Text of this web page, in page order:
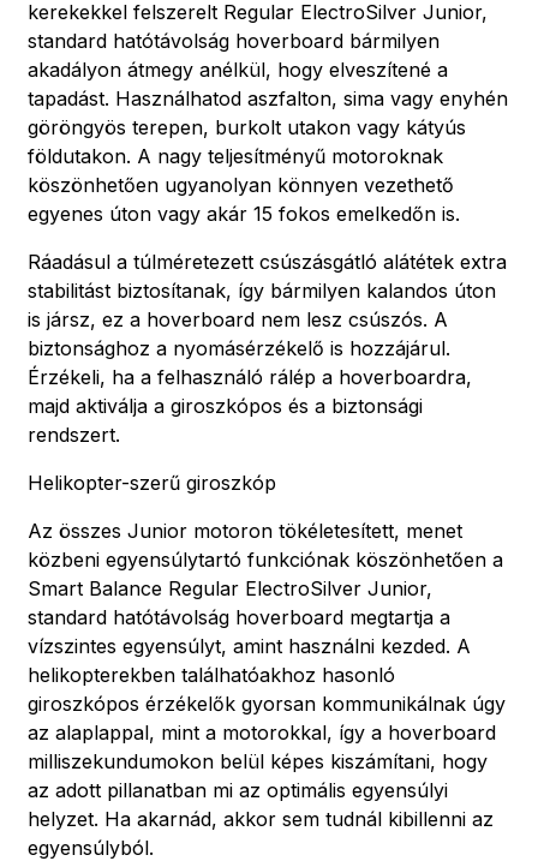
kerekekkel felszerelt Regular ElectroSilver Junior,
standard hatótávolság hoverboard bármilyen
akadályon átmegy anélkül, hogy elveszítené a
tapadást. Használhatod aszfalton, sima vagy enyhén
göröngyös terepen, burkolt utakon vagy kátyús
földutakon. A nagy teljesítményű motoroknak
köszönhetően ugyanolyan könnyen vezethető
egyenes úton vagy akár 15 fokos emelkedőn is.
Ráadásul a túlméretezett csúszásgátló alátétek extra
stabilitást biztosítanak, így bármilyen kalandos úton
is jársz, ez a hoverboard nem lesz csúszós. A
biztonsághoz a nyomásérzékelő is hozzájárul.
Érzékeli, ha a felhasználó rálép a hoverboardra,
majd aktiválja a giroszkópos és a biztonsági
rendszert.
Helikopter-szerű giroszkóp
Az összes Junior motoron tökéletesített, menet
közbeni egyensúlytartó funkciónak köszönhetően a
Smart Balance Regular ElectroSilver Junior,
standard hatótávolság hoverboard megtartja a
vízszintes egyensúlyt, amint használni kezded. A
helikopterekben találhatóakhoz hasonló
giroszkópos érzékelők gyorsan kommunikálnak úgy
az alaplappal, mint a motorokkal, így a hoverboard
milliszekundumokon belül képes kiszámítani, hogy
az adott pillanatban mi az optimális egyensúlyi
helyzet. Ha akarnád, akkor sem tudnál kibillenni az
egyensúlyból.